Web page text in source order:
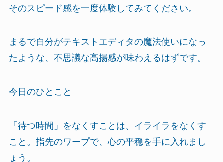
そのスピード感を一度体験してみてください。
まるで自分がテキストエディタの魔法使いになっ
たような、不思議な高揚感が味わえるはずです。
今日のひとこと
「待つ時間」をなくすことは、イライラをなくす
こと。指先のワープで、心の平穏を手に入れまし
ょう。